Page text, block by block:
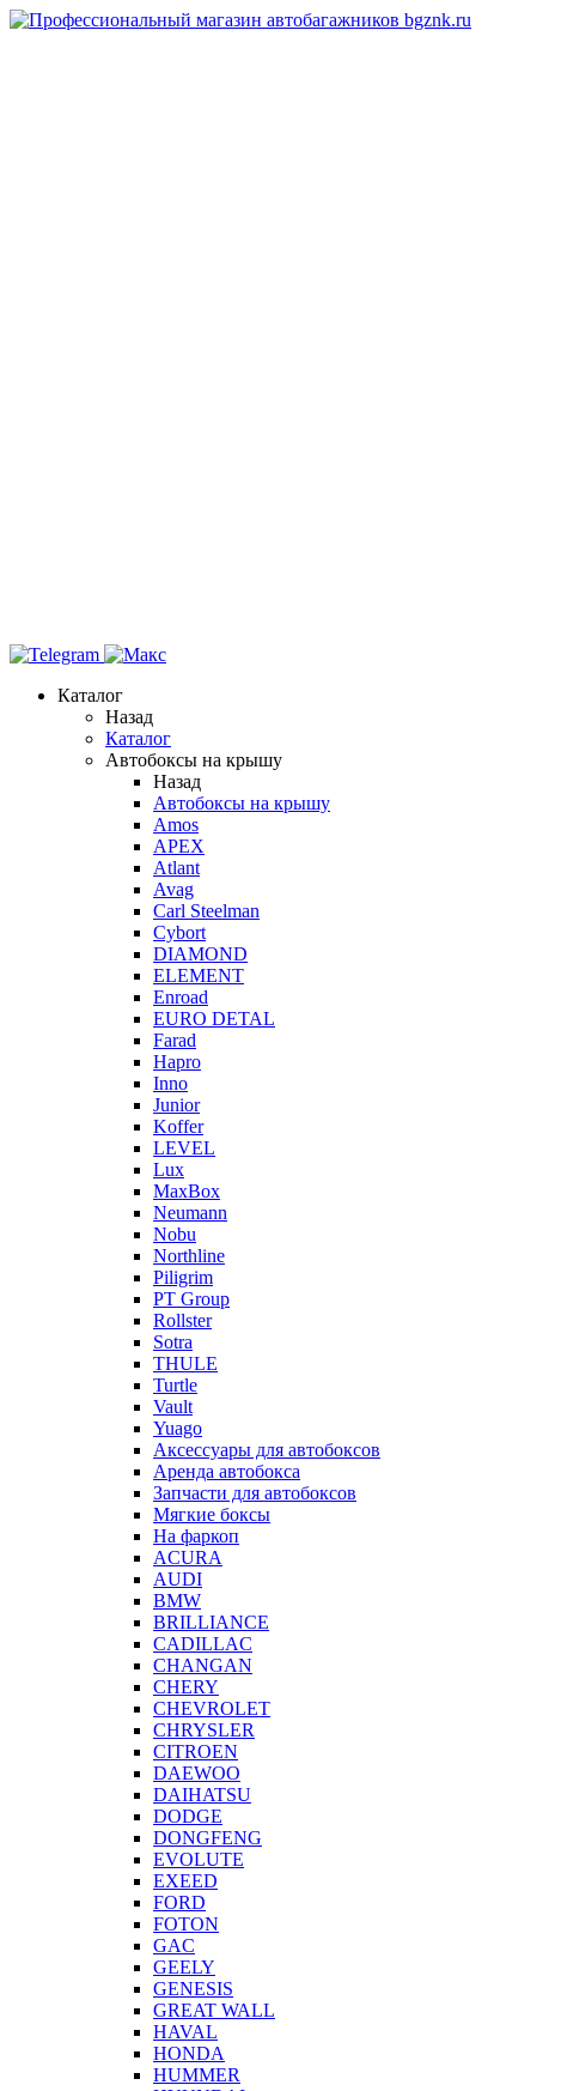
Каталог
Назад
Каталог
Автобоксы на крышу
Назад
Автобоксы на крышу
Amos
APEX
Atlant
Avag
Carl Steelman
Cybort
DIAMOND
ELEMENT
Enroad
EURO DETAL
Farad
Hapro
Inno
Junior
Koffer
LEVEL
Lux
MaxBox
Neumann
Nobu
Northline
Piligrim
PT Group
Rollster
Sotra
THULE
Turtle
Vault
Yuago
Аксессуары для автобоксов
Аренда автобокса
Запчасти для автобоксов
Мягкие боксы
На фаркоп
ACURA
AUDI
BMW
BRILLIANCE
CADILLAC
CHANGAN
CHERY
CHEVROLET
CHRYSLER
CITROEN
DAEWOO
DAIHATSU
DODGE
DONGFENG
EVOLUTE
EXEED
FORD
FOTON
GAC
GEELY
GENESIS
GREAT WALL
HAVAL
HONDA
HUMMER